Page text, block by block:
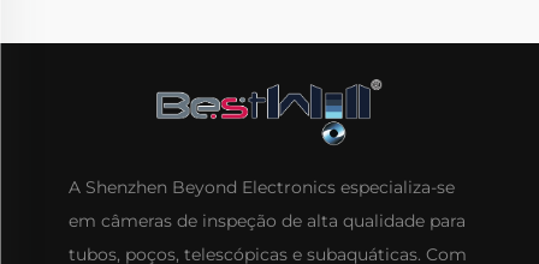
A Shenzhen Beyond Electronics especializa-se
em câmeras de inspeção de alta qualidade para
tubos, poços, telescópicas e subaquáticas. Com